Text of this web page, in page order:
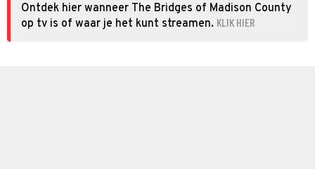
Ontdek hier wanneer The Bridges of Madison County
op tv is of waar je het kunt streamen. KLIK HIER